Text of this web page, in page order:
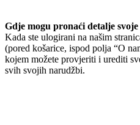
Gdje mogu pronaći detalje
Kada ste ulogirani na našim
(pored košarice, ispod polja “O
kojem možete provjeriti i urediti
svih svojih narudžbi.